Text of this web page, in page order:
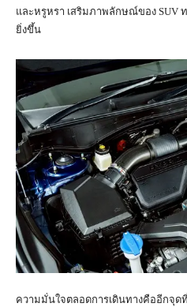
และหรูหรา เสริมภาพลักษณ์ของ SUV
ยิ่งขึ้น
ความมั่นใจตลอดการเดินทางคืออีกจุดที่